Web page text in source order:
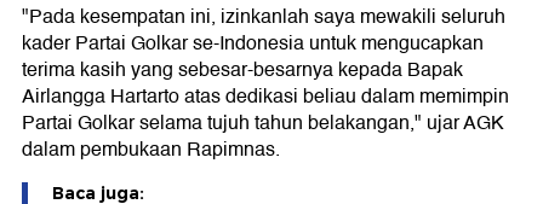
"Pada kesempatan ini, izinkanlah saya mewakili seluruh
kader Partai Golkar se-Indonesia untuk mengucapkan
terima kasih yang sebesar-besarnya kepada Bapak
Airlangga Hartarto atas dedikasi beliau dalam memimpin
Partai Golkar selama tujuh tahun belakangan," ujar AGK
dalam pembukaan Rapimnas.
Baca juga: